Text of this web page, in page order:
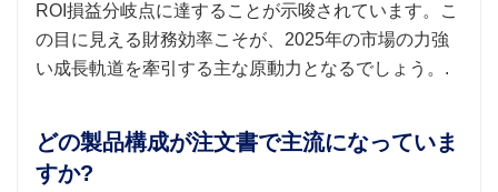
ROI損益分岐点に達することが示唆されています。こ
の目に見える財務効率こそが、2025年の市場の力強
い成長軌道を牽引する主な原動力となるでしょう。.
どの製品構成が注文書で主流になっていま
すか?